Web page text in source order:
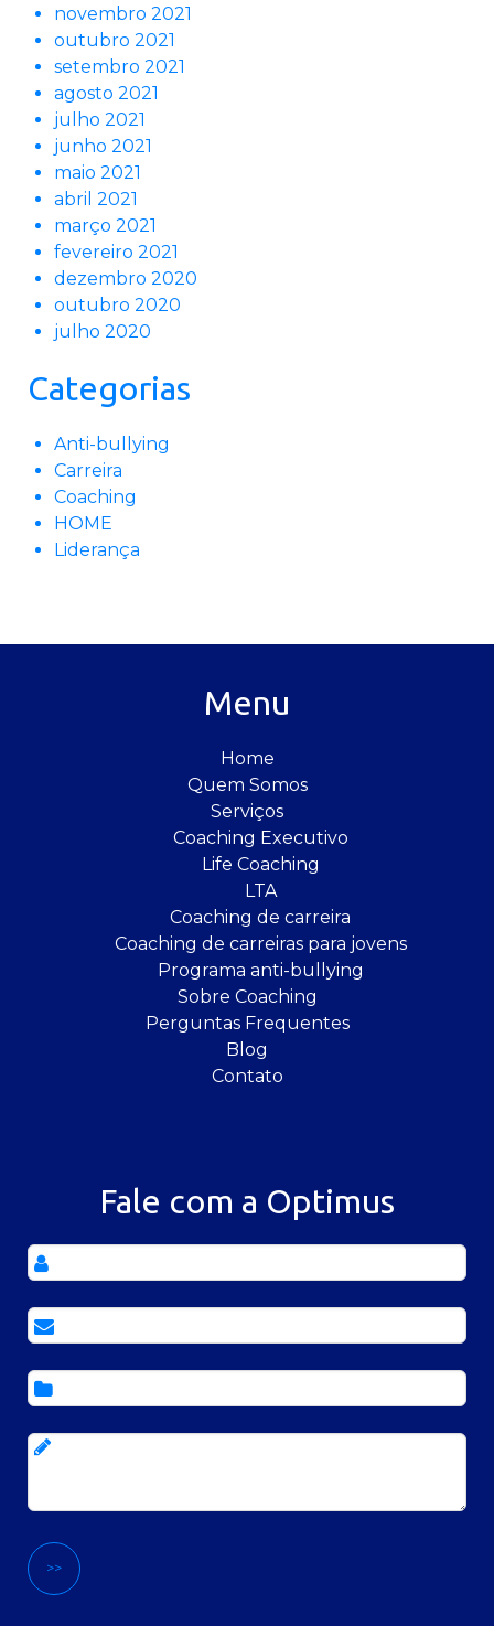
novembro 2021
outubro 2021
setembro 2021
agosto 2021
julho 2021
junho 2021
maio 2021
abril 2021
março 2021
fevereiro 2021
dezembro 2020
outubro 2020
julho 2020
Categorias
Anti-bullying
Carreira
Coaching
HOME
Liderança
Menu
Home
Quem Somos
Serviços
Coaching Executivo
Life Coaching
LTA
Coaching de carreira
Coaching de carreiras para jovens
Programa anti-bullying
Sobre Coaching
Perguntas Frequentes
Blog
Contato
Fale com a Optimus